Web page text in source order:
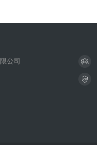
公司